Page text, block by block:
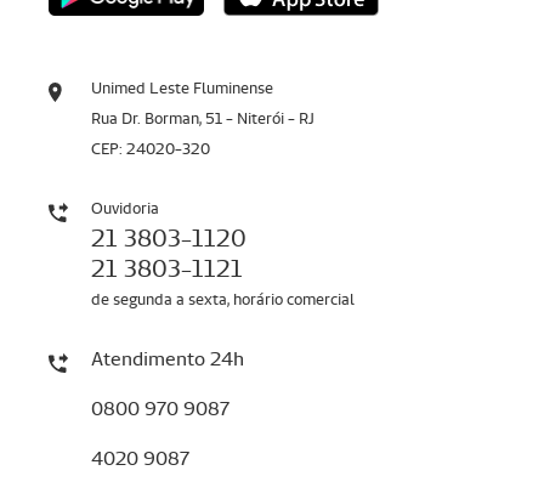
Unimed Leste Fluminense
Rua Dr. Borman, 51 - Niterói - RJ
CEP: 24020-320
Ouvidoria
21 3803-1120
21 3803-1121
de segunda a sexta, horário comercial
Atendimento 24h
0800 970 9087
4020 9087